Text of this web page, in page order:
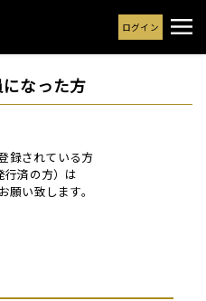
ログイン
なった方
録されている方
行済の方）は
願い致します。